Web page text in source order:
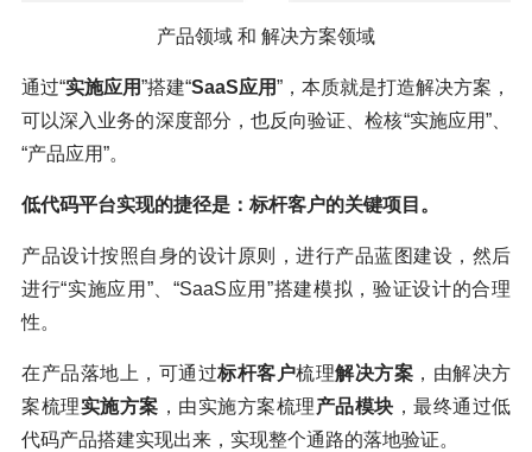
产品领域 和 解决方案领域
通过“实施应用”搭建“SaaS应用”，本质就是打造解决方案，
可以深入业务的深度部分，也反向验证、检核“实施应用”、
“产品应用”。
低代码平台实现的捷径是：标杆客户的关键项目。
产品设计按照自身的设计原则，进行产品蓝图建设，然后
进行“实施应用”、“SaaS应用”搭建模拟，验证设计的合理
性。
在产品落地上，可通过标杆客户梳理解决方案 ，由解决方
案梳理实施方案 ，由实施方案梳理产品模块 ，最终通过低
代码产品搭建实现出来，实现整个通路的落地验证。